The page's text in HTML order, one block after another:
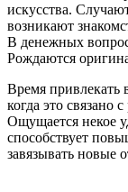
искусства.
возникают
В денежных
Рождаются
Время привлекать
когда это связано
Ощущается некое
способствует
завязывать новые